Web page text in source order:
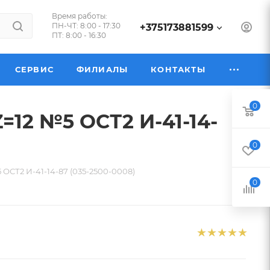
Время работы:
ПН-ЧТ: 8:00 - 17:30
ПТ: 8:00 - 16:30
+375173881599
СЕРВИС ФИЛИАЛЫ КОНТАКТЫ
№5 ОСТ2 И-41-14-
И-41-14-87 (035-2500-0008)
0
0
0